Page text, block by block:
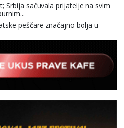
Srbija sačuvala prijatelje na svim
peščare značajno bolja u